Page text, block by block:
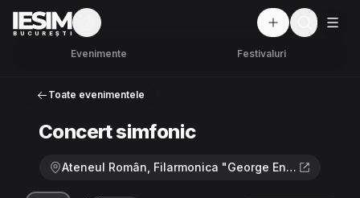
BUCUREȘTI Mod întunecat
Evenimente Festivaluri
Toate evenimentele
Concert simfonic
Ateneul Român, Filarmonica "George Enescu", Sala Mare · Strada Benjamin Franklin 1-3, București